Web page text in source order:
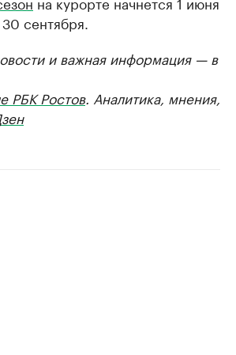
сентября.
и важная информация — в
РБК Ростов. Аналитика, мнения,